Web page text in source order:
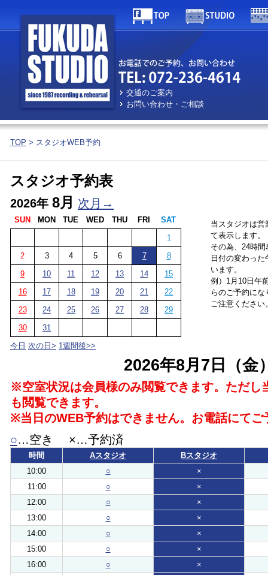
交通のご案内
お問い合わせ・ご相談
TOP > スタジオWEB予約
スタジオ予約表
当スタジオは営
て表示します。
その為、24時
日付の変わっ
います。
例）1月10日午
らのご予約にな
ご注意ください
2026年 8月 次月→
SUN MON TUE WED THU FRI
SAT
1
2
3 4 5 6 7
8
9
10 11 12 13 14
15
16
17 18 19 20 21
22
23
24 25 26 27 28
29
30
31
今日 次の日> 1週間後>>
2026年8月7日（金
※空室状況は会員様のみ閲覧できます。ただし
も閲覧できます。
※当日のWEB予約はできません。お電話にてご
○…空き ×…予約済
時間 Aスタジオ
Bスタジオ
10:00
○
×
11:00
○
×
12:00
○
×
13:00
○
×
14:00
○
×
15:00
○
×
16:00
○
×